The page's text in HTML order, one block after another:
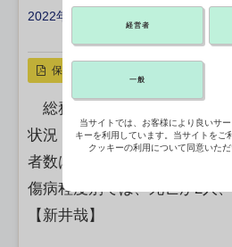
2022年07月26日 18:30
保存
総務省消防庁は26日、熱中
状況（18－24日）の速報値
者数は前週比511人増の4,039
傷病程度別では、死亡が2人
【新井哉】
経営者
一般
当サイトでは、お客様により良いサ
キーを利用しています。当サイトをご
クッキーの利用について同意いた